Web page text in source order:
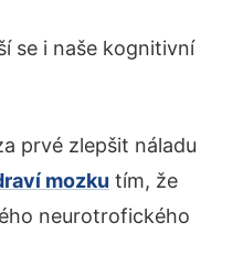
se i naše kognitivní
prvé zlepšit náladu
mozku tím, že
neurotrofického